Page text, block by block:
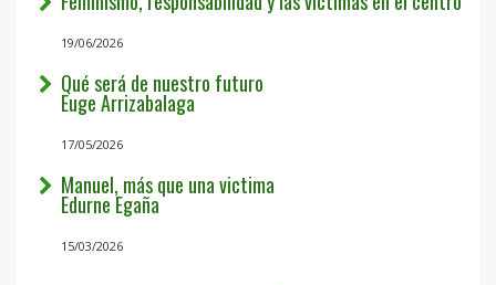
19/06/2026
Qué será de nuestro futuro
Euge Arrizabalaga
17/05/2026
Manuel, más que una victima
Edurne Egaña
15/03/2026